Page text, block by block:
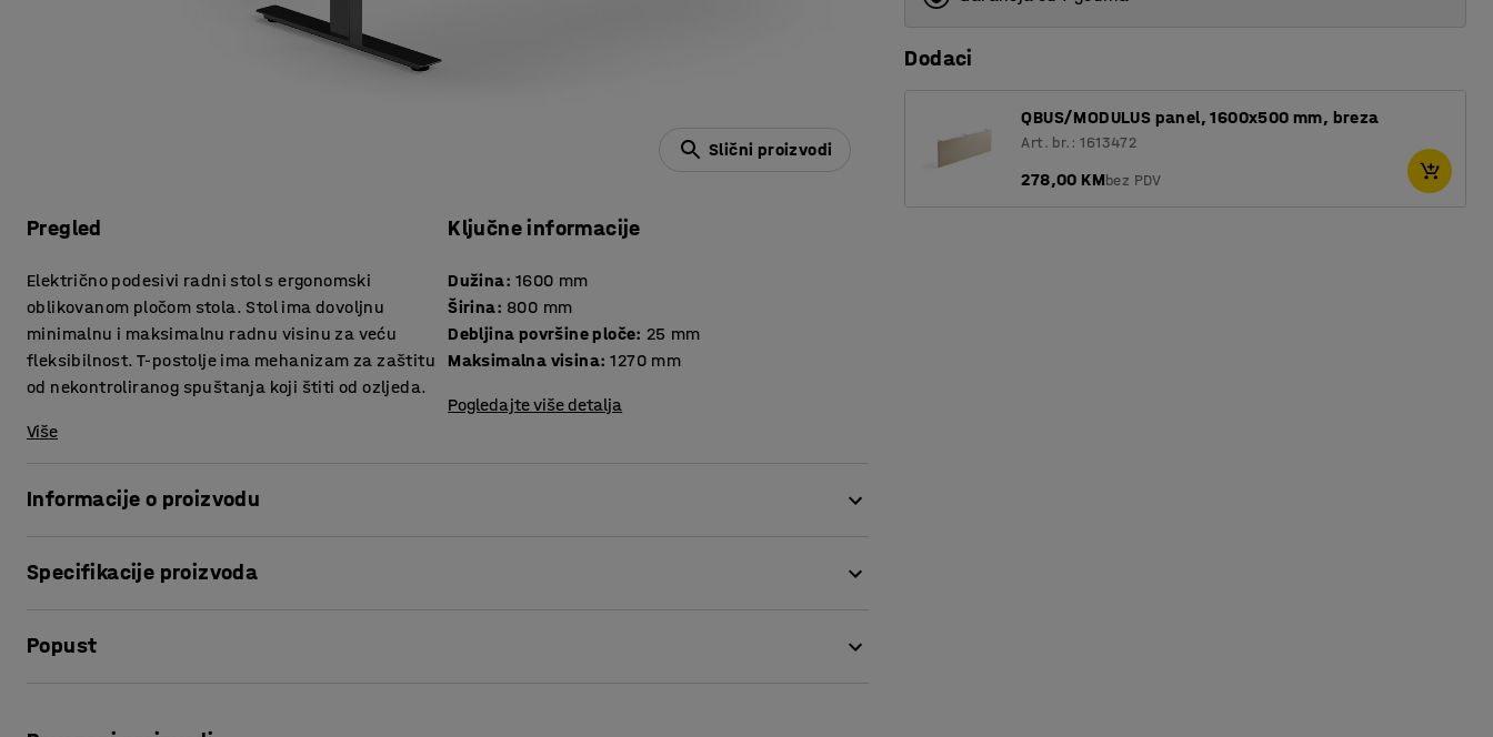
Slični proizvodi
Pregled
Električno podesivi radni stol s ergonomski
oblikovanom pločom stola. Stol ima dovoljnu
minimalnu i maksimalnu radnu visinu za veću
fleksibilnost. T-postolje ima mehanizam za zaštitu
od nekontroliranog spuštanja koji štiti od ozljeda.
Više
Ključne informacije
Dužina: 1600 mm
Širina: 800 mm
Debljina površine ploče: 25 mm
Maksimalna visina: 1270 mm
Pogledajte više detalja
Informacije o proizvodu
radnog položaja je jednostavan, ali vrlo učinkovit način poboljšanja cirkulacije i izbjegavanja ozljeda od
Veći raspon između najniže i najviše radne visine čine ovaj stol vrlo fleksibilnim. Lako se prilagođava
Specifikacije proizvoda
Širina: 800
Površina ploče
Dvostrana
Popust
Dodaci
QBUS/MODULUS panel, 1600x500 mm, breza
Art. br.: 1613472
278,00 KMbez PDV